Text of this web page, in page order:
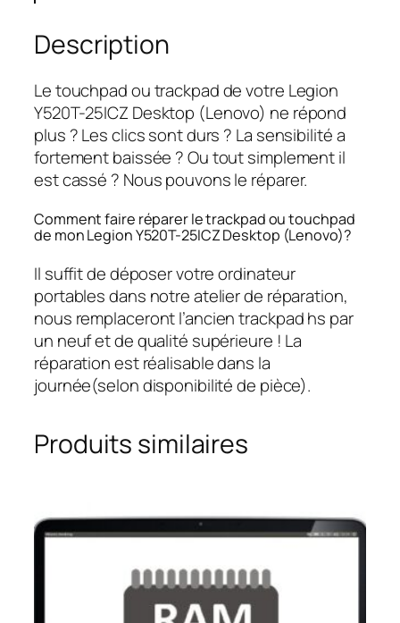
Description
Le touchpad ou trackpad de votre Legion
Y520T-25ICZ Desktop (Lenovo) ne répond
plus ? Les clics sont durs ? La sensibilité a
fortement baissée ? Ou tout simplement il
est cassé ? Nous pouvons le réparer.
Comment faire réparer le trackpad ou touchpad
de mon Legion Y520T-25ICZ Desktop (Lenovo)?
Il suffit de déposer votre ordinateur
portables dans notre atelier de réparation,
nous remplaceront l’ancien trackpad hs par
un neuf et de qualité supérieure ! La
réparation est réalisable dans la
journée(selon disponibilité de pièce).
Produits similaires